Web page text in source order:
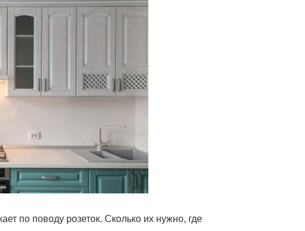
по поводу розеток. Сколько их нужно, где